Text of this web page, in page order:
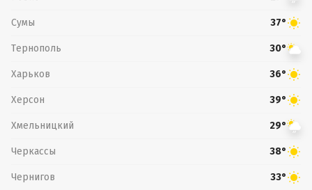
Сумы 37°
Тернополь 30°
Харьков 36°
Херсон 39°
Хмельницкий 29°
Черкассы 38°
Чернигов 33°